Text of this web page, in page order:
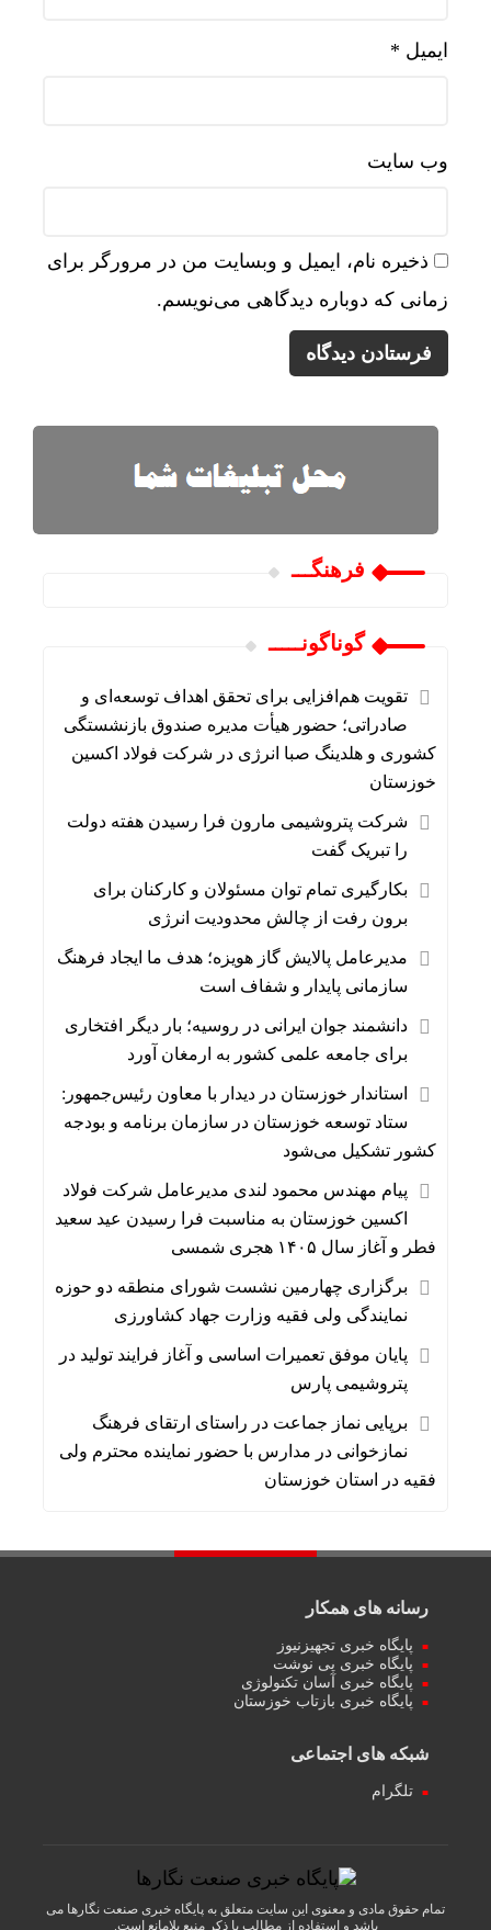
ایمیل *
وب‌ سایت
ذخیره نام، ایمیل و وبسایت من در مرورگر برای
زمانی که دوباره دیدگاهی می‌نویسم.
فرهنگـــ
گوناگونـــــ
تقویت هم‌افزایی برای تحقق اهداف توسعه‌ای و
صادراتی؛ حضور هیأت مدیره صندوق بازنشستگی
کشوری و هلدینگ صبا انرژی در شرکت فولاد اکسین
خوزستان
شرکت پتروشیمی مارون فرا رسیدن هفته دولت
را تبریک گفت
بکارگیری تمام توان مسئولان و کارکنان برای
برون رفت از چالش محدودیت انرژی
مدیرعامل پالایش گاز هویزه؛ هدف ما ایجاد فرهنگ
سازمانی پایدار و شفاف است
دانشمند جوان ایرانی در روسیه؛ بار دیگر افتخاری
برای جامعه علمی کشور به ارمغان آورد
استاندار خوزستان در دیدار با معاون رئیس‌جمهور:
ستاد توسعه خوزستان در سازمان برنامه و بودجه
کشور تشکیل می‌شود
پیام مهندس محمود لندی مدیرعامل شرکت فولاد
اکسین خوزستان به مناسبت فرا رسیدن عید سعید
فطر و آغاز سال ۱۴۰۵ هجری شمسی
برگزاری چهارمین نشست شورای منطقه دو حوزه
نمایندگی ولی فقیه وزارت جهاد کشاورزی
پایان موفق تعمیرات اساسی و آغاز فرایند تولید در
پتروشیمی پارس
برپایی نماز جماعت در راستای ارتقای فرهنگ
نمازخوانی در مدارس با حضور نماینده محترم ولی
فقیه در استان خوزستان
رسانه های همکار
پایگاه خبری تجهیزنیوز
پایگاه خبری پی نوشت
پایگاه خبری آسان تکنولوژی
پایگاه خبری بازتاب خوزستان
شبکه های اجتماعی
تلگرام
تمام حقوق مادی و معنوی این سایت متعلق به پایگاه خبری صنعت نگارها می
باشد و استفاده از مطالب با ذکر منبع بلامانع است.